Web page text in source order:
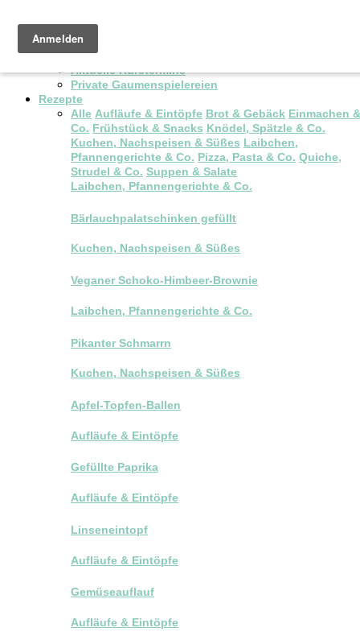
Pop-up Brunch
Kochkurse & Workshops
Aktuelle Kurstermine
Private Gaumenspielereien
Rezepte
Alle Aufläufe & Eintöpfe Brot & Gebäck Einmachen &
Co. Frühstück & Snacks Knödel, Spätzle & Co.
Kuchen, Nachspeisen & Süßes Laibchen,
Pfannengerichte & Co. Pizza, Pasta & Co. Quiche,
Strudel & Co. Suppen & Salate
Laibchen, Pfannengerichte & Co.
Bärlauchpalatschinken gefüllt
Kuchen, Nachspeisen & Süßes
Veganer Schoko-Himbeer-Brownie
Laibchen, Pfannengerichte & Co.
Pikanter Schmarrn
Kuchen, Nachspeisen & Süßes
Apfel-Topfen-Ballen
Aufläufe & Eintöpfe
Gefüllte Paprika
Aufläufe & Eintöpfe
Linseneintopf
Aufläufe & Eintöpfe
Gemüseauflauf
Aufläufe & Eintöpfe